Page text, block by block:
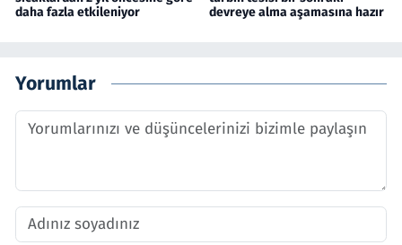
daha fazla etkileniyor
devreye alma aşamasına hazır
Yorumlar